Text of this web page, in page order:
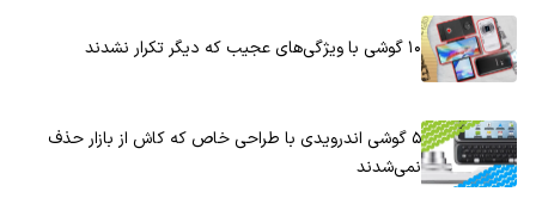
۱۰ گوشی‌ با ویژگی‌های عجیب که دیگر تکرار نشدند
۵ گوشی اندرویدی با طراحی خاص که کاش از بازار حذف
نمی‌شدند